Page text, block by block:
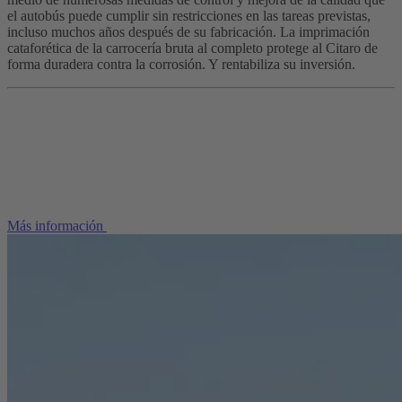
el autobús puede cumplir sin restricciones en las tareas previstas,
incluso muchos años después de su fabricación. La imprimación
cataforética de la carrocería bruta al completo protege al Citaro de
forma duradera contra la corrosión. Y rentabiliza su inversión.
Más información